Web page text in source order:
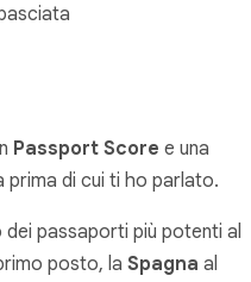
Passport Score e una
di cui ti ho parlato.
dei passaporti più potenti al
posto, la Spagna al